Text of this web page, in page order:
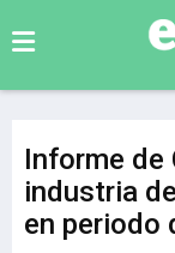
Informe de
industria
en periodo